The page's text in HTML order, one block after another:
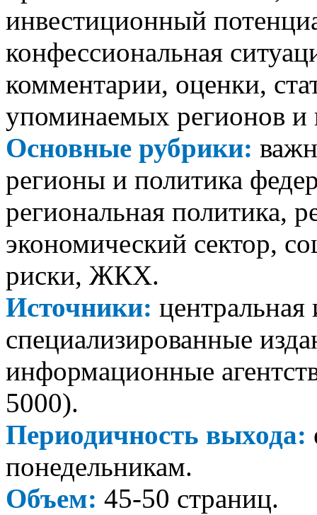
инвестиционный
конфессиональная
комментарии, оценки,
упоминаемых регионов и
Основные рубрики:
регионы и политика
региональная политика,
экономический сектор,
риски, ЖКХ.
Источники: центральная
специализированные
информационные
5000).
Периодичность выхода:
понедельникам.
Объем: 45-50 страниц.